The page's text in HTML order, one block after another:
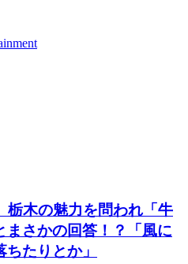
栃木の魅力を問われ「牛
まさかの回答！？「風に
たりとか」